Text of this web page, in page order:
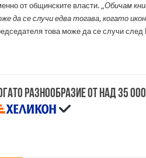
от общинските власти. „ Обичам
да се случи едва тогава, когато
това може да се случи след
разнообразие от над 35